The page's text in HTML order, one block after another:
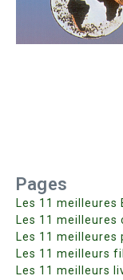
Pages
Les 11 meilleures
Les 11 meilleures
Les 11 meilleures
Les 11 meilleurs
Les 11 meilleurs